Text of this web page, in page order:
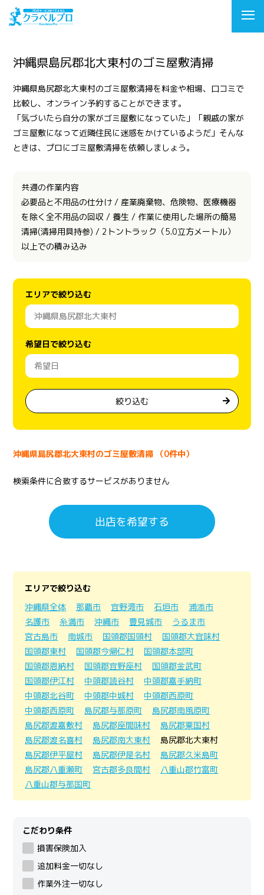
沖縄県島尻郡北大東村のゴミ屋敷清掃
沖縄県島尻郡北大東村のゴミ屋敷清掃を料金や相場、口コミで
比較し、オンライン予約することができます。
「気づいたら自分の家がゴミ屋敷になっていた」「親戚の家が
ゴミ屋敷になって近隣住民に迷惑をかけているようだ」そんな
ときは、プロにゴミ屋敷清掃を依頼しましょう。
共通の作業内容
必要品と不用品の仕分け / 産業廃棄物、危険物、医療機器
を除く全不用品の回収 / 養生 / 作業に使用した場所の簡易
清掃(清掃用具持参) / 2トントラック（5.0立方メートル）
以上での積み込み
エリアで絞り込む
希望日で絞り込む
絞り込む
沖縄県島尻郡北大東村のゴミ屋敷清掃 （0件中）
検索条件に合致するサービスがありません
出店を希望する
エリアで絞り込む
沖縄県全体
那覇市 宜野湾市 石垣市
浦添市
名護市
糸満市 沖縄市 豊見城市
うるま市
宮古島市
南城市 国頭郡国頭村
国頭郡大宜味村
国頭郡東村
国頭郡今帰仁村
国頭郡本部町
国頭郡恩納村
国頭郡宜野座村
国頭郡金武町
国頭郡伊江村
中頭郡読谷村
中頭郡嘉手納町
中頭郡北谷町
中頭郡中城村
中頭郡西原町
中頭郡西原町
島尻郡与那原町
島尻郡南風原町
島尻郡渡嘉敷村
島尻郡座間味村
島尻郡粟国村
島尻郡渡名喜村
島尻郡南大東村
島尻郡北大東村
島尻郡伊平屋村
島尻郡伊是名村
島尻郡久米島町
島尻郡八重瀬町
宮古郡多良間村
八重山郡竹富町
八重山郡与那国町
こだわり条件
損害保険加入
追加料金一切なし
作業外注一切なし